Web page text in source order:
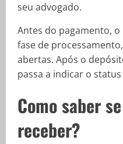
seu advogado.
Antes do pagamento,
fase de
abertas. Após o
passa a indicar o
Como saber
receber?